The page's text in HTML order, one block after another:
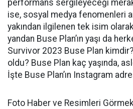
performans sergileyeceği
ise, sosyal medya fenomenleri
yakından ilgilenen tek isim
yandan Buse Plan’ın yaşı da
Survivor 2023 Buse Plan
oldu? Buse Plan kaç yaşında,
İşte Buse Plan’ın Instagram
Foto Haber ve Resimleri